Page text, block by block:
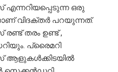
ഒരു
വിദക്തർ പറയുന്നത്.
തരം ഉണ്ട് ,
പ്രൈമറി